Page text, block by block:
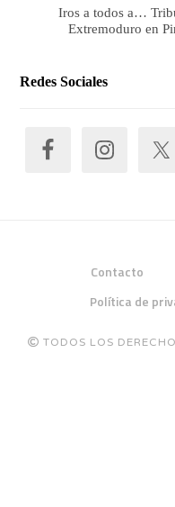
Iros a todos a…
Extremoduro en
Redes Sociales
Contacto
Política de
TODOS LOS